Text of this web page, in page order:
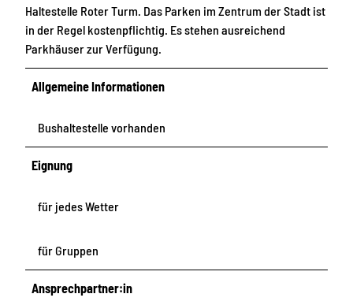
Haltestelle Roter Turm. Das Parken im Zentrum der Stadt ist
in der Regel kostenpflichtig. Es stehen ausreichend
Parkhäuser zur Verfügung.
Allgemeine Informationen
Bushaltestelle vorhanden
Eignung
für jedes Wetter
für Gruppen
Ansprechpartner:in